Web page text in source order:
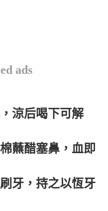
ads
涼后喝下可解
蘸醋塞鼻，血即
牙，持之以恆牙